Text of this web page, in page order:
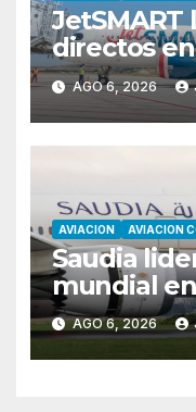
JetSMART
directos
AGO 6, 2026
AVIACION AVIACION
Saudia
mundial
Cirium
AGO 6, 2026